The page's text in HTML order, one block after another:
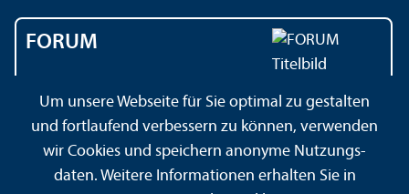
FORUM
Universität Mannheim
Um unsere Webseite für Sie optimal zu gestalten
und fortlaufend verbessern zu können, verwenden
wir Cookies und speichern anonyme Nutzungs­
daten. Weitere Informationen erhalten Sie in